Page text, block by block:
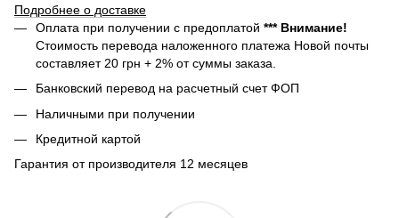
Подробнее о доставке
Оплата при получении с предоплатой *** Внимание!
Стоимость перевода наложенного платежа Новой почты
составляет 20 грн + 2% от суммы заказа.
Банковский перевод на расчетный счет ФОП
Наличными при получении
Кредитной картой
Гарантия от производителя 12 месяцев